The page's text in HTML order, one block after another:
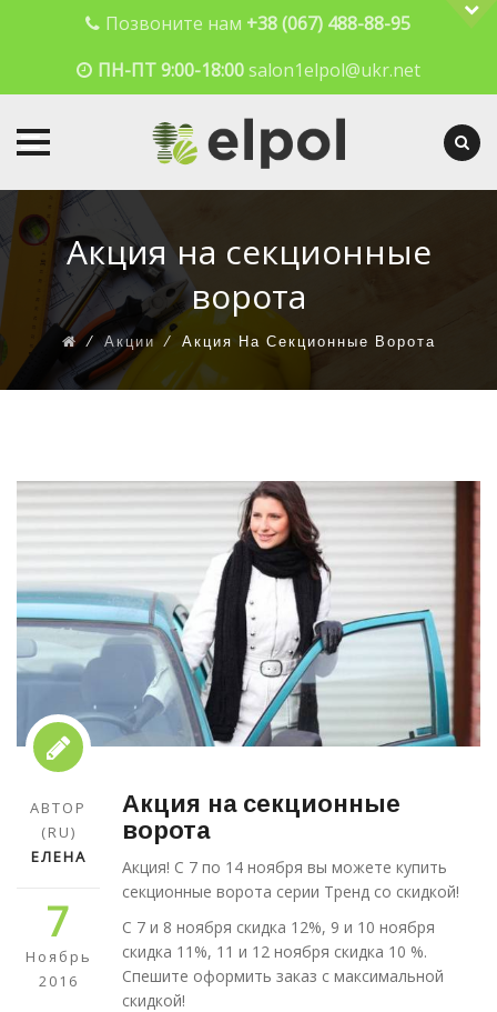
Позвоните нам +38 (067) 488-88-95
ПН-ПТ 9:00-18:00 salon1elpol@ukr.net
content
Акция на секционные
ворота
⁄Акции⁄ Акция На Секционные Ворота
АВТОР
(RU)
ЕЛЕНА
7
Ноябрь
2016
Акция на секционные
ворота
Акция! С 7 по 14 ноября вы можете купить
секционные ворота серии Тренд со скидкой!
С 7 и 8 ноября скидка 12%, 9 и 10 ноября
скидка 11%, 11 и 12 ноября скидка 10 %.
Спешите оформить заказ с максимальной
скидкой!